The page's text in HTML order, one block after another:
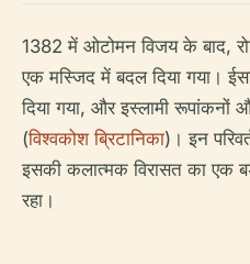
1382 में ओटोमन विजय के बाद,
एक मस्जिद में बदल दिया गया।
दिया गया, और इस्लामी रूपांकनों
(विश्वकोश ब्रिटानिका)। इन
इसकी कलात्मक विरासत का एक
रहा।